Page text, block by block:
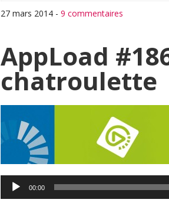
27 mars 2014 - 9 commentaires
AppLoad
chatroulette
00:00